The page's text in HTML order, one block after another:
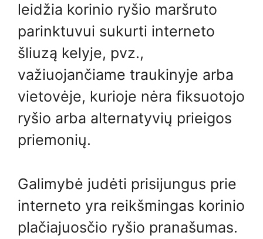
leidžia korinio ryšio maršruto
parinktuvui sukurti interneto
šliuzą kelyje, pvz.,
važiuojančiame traukinyje arba
vietovėje, kurioje nėra fiksuotojo
ryšio arba alternatyvių prieigos
priemonių.
Galimybė judėti prisijungus prie
interneto yra reikšmingas korinio
plačiajuosčio ryšio pranašumas.